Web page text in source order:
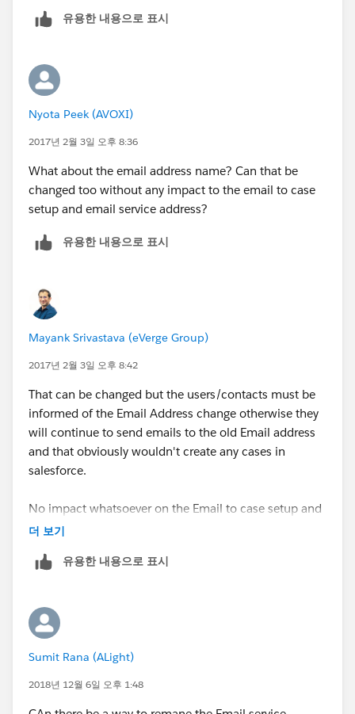
유용한 내용으로 표시
Nyota Peek (AVOXI)
2017년 2월 3일 오후 8:36
What about the email address name? Can that be
changed too without any impact to the email to case
setup and email service address?
유용한 내용으로 표시
Mayank Srivastava (eVerge Group)
2017년 2월 3일 오후 8:42
That can be changed but the users/contacts must be
informed of the Email Address change otherwise they
will continue to send emails to the old Email address
and that obviously wouldn't create any cases in
salesforce.
No impact whatsoever on the Email to case setup and
Email service address though.
더 보기
유용한 내용으로 표시
Sumit Rana (ALight)
2018년 12월 6일 오후 1:48